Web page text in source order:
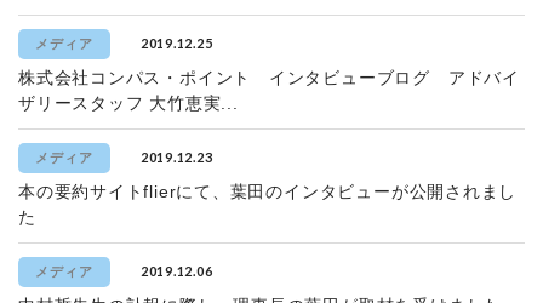
メディア 2019.12.25
株式会社コンパス・ポイント インタビューブログ アドバイ
ザリースタッフ 大竹恵実...
メディア 2019.12.23
本の要約サイトflierにて、葉田のインタビューが公開されまし
た
メディア 2019.12.06